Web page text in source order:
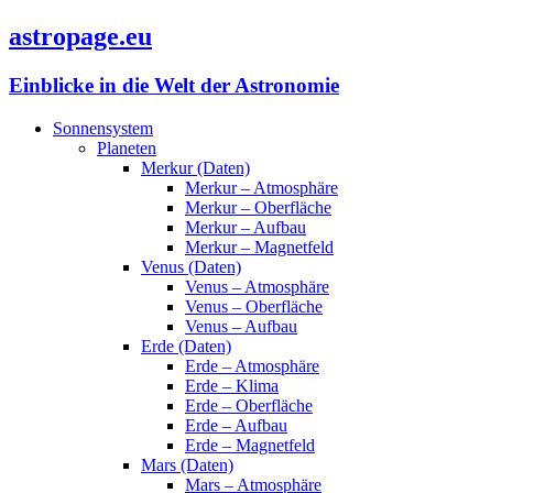
astropage.eu
Einblicke in die Welt der Astronomie
Sonnensystem
Planeten
Merkur (Daten)
Merkur – Atmosphäre
Merkur – Oberfläche
Merkur – Aufbau
Merkur – Magnetfeld
Venus (Daten)
Venus – Atmosphäre
Venus – Oberfläche
Venus – Aufbau
Erde (Daten)
Erde – Atmosphäre
Erde – Klima
Erde – Oberfläche
Erde – Aufbau
Erde – Magnetfeld
Mars (Daten)
Mars – Atmosphäre